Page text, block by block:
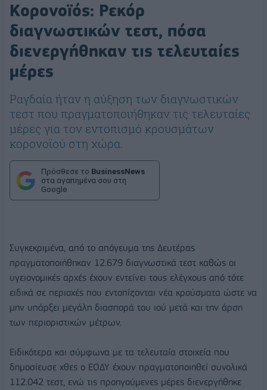
Κορονοϊός: Ρεκόρ
διαγνωστικών τεστ, πόσα
διενεργήθηκαν τις τελευταίες
μέρες
Ραγδαία ήταν η αύξηση των διαγνωστικών
τεστ που πραγματοποιήθηκαν τις τελευταίες
μέρες για τον εντοπισμό κρουσμάτων
κορονοϊού στη χώρα.
Πρόσθεσε το BusinessNews
στα αγαπημένα σου στη
Google
Συγκεκριμένα, από το απόγευμα της Δευτέρας
πραγματοποιήθηκαν 12.679 διαγνωστικά τεστ καθώς οι
υγειονομικές αρχές έχουν εντείνει τους ελέγχους από τότε
ειδικά σε περιοχές που εντοπίζονται νέα κρούσματα ώστε να
μην υπάρξει μεγάλη διασπορά του ιού μετά και την άρση
των περιοριστικών μέτρων.
Ειδικότερα και σύμφωνα με τα τελευταία στοιχεία που
δημοσίευσε χθες ο ΕΟΔΥ έχουν πραγματοποιηθεί συνολικά
112.042 τεστ, ενώ τις προηγούμενες μέρες διενεργήθηκε